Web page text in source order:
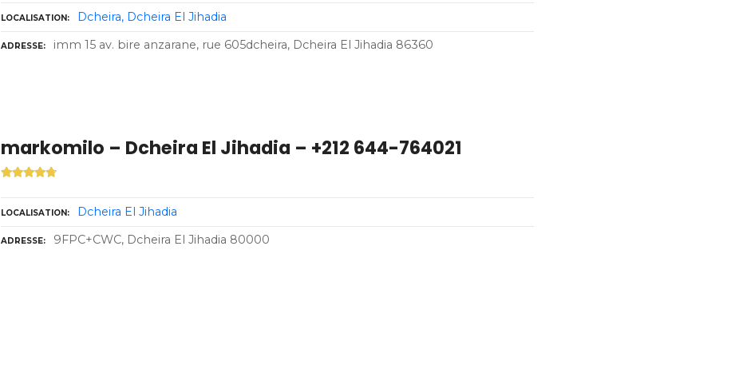
LOCALISATION Dcheira Dcheira El Jihadia
ADRESSE imm 15 av. bire anzarane, rue 605dcheira, Dcheira El Jihadia 86360
markomilo – Dcheira El Jihadia – +212 644-764021
LOCALISATION Dcheira El Jihadia
ADRESSE 9FPC+CWC, Dcheira El Jihadia 80000